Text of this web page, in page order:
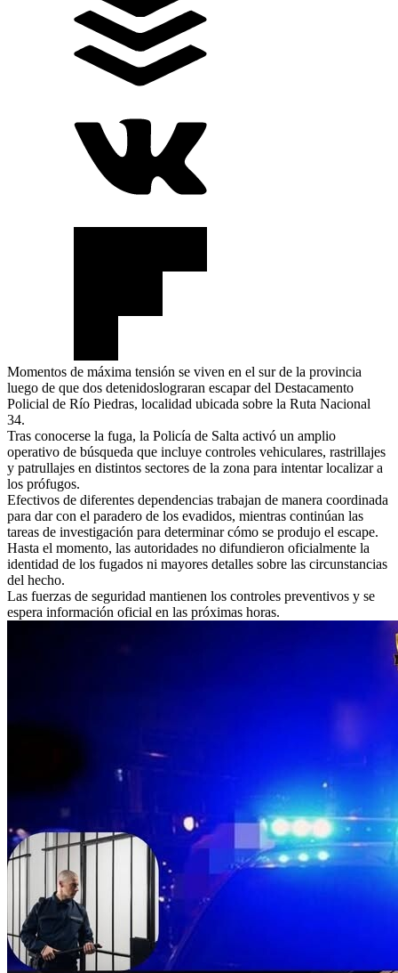
Momentos de máxima tensión se viven en el sur de la provincia
luego de que dos detenidoslograran escapar del Destacamento
Policial de Río Piedras, localidad ubicada sobre la Ruta Nacional
34.
Tras conocerse la fuga, la Policía de Salta activó un amplio
operativo de búsqueda que incluye controles vehiculares, rastrillajes
y patrullajes en distintos sectores de la zona para intentar localizar a
los prófugos.
Efectivos de diferentes dependencias trabajan de manera coordinada
para dar con el paradero de los evadidos, mientras continúan las
tareas de investigación para determinar cómo se produjo el escape.
Hasta el momento, las autoridades no difundieron oficialmente la
identidad de los fugados ni mayores detalles sobre las circunstancias
del hecho.
Las fuerzas de seguridad mantienen los controles preventivos y se
espera información oficial en las próximas horas.